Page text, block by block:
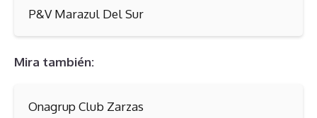
P&V Marazul Del Sur
Mira también:
Onagrup Club Zarzas